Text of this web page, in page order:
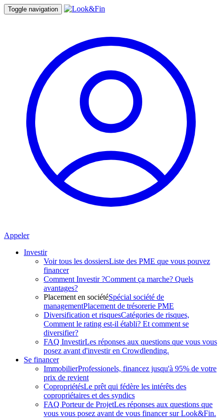
Toggle navigation
Appeler
Investir
Voir tous les dossiersListe des PME que vous pouvez
financer
Comment Investir ?Comment ça marche? Quels
avantages?
Placement en sociétéSpécial société de
managementPlacement de trésorerie PME
Diversification et risquesCatégories de risques,
Comment le rating est-il établi? Et comment se
diversifier?
FAQ InvestirLes réponses aux questions que vous vous
posez avant d'investir en Crowdlending.
Se financer
ImmobilierProfessionels, financez jusqu'à 95% de votre
prix de revient
CopropriétésLe prêt qui fédère les intérêts des
copropriétaires et des syndics
FAQ Porteur de ProjetLes réponses aux questions que
vous vous posez avant de vous financer sur Look&Fin.